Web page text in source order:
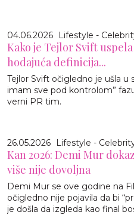
04.06.2026 Lifestyle -
Kako je Tejlor Svift
hodajuća definicija...
Tejlor Svift očigledno je ušla u
imam sve pod kontrolom”
verni PR tim.
26.05.2026 Lifestyle -
Kan 2026: Demi Mur
više nije dovoljna
Demi Mur se ove godine na
očigledno nije pojavila da bi
je došla da izgleda kao final